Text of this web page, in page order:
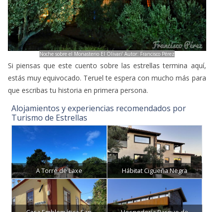
Noche sobre el Monasterio El Olivar/ Autor: Francisco Pérez
Si piensas que este cuento sobre las estrellas termina aquí,
estás muy equivocado. Teruel te espera con mucho más para
que escribas tu historia en primera persona.
Alojamientos y experiencias recomendados por
A Torre de Laxe Hábitat Cigüeña Negra
Casa Emblemática San
Sebastián
Hospedería Parque de
Monfragüe